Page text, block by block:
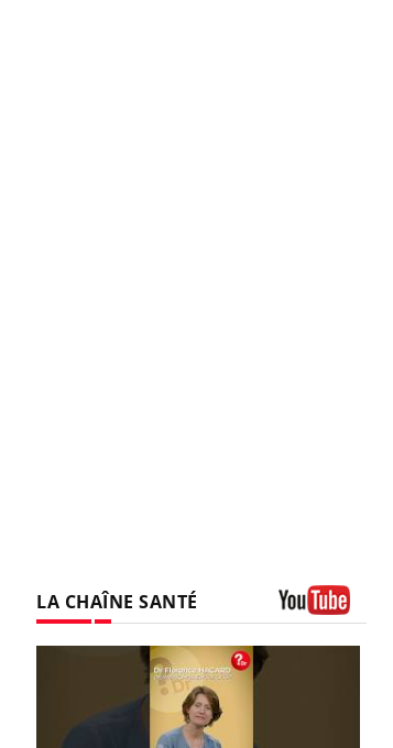
LA CHAÎNE SANTÉ